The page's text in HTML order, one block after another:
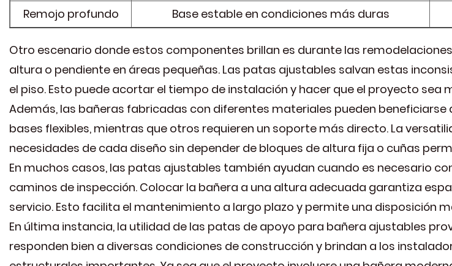
Remojo profundo
Base estable en condiciones más duras
Otro escenario donde estos componentes brillan es durante las
altura o pendiente en áreas pequeñas. Las patas ajustables salvan estas
el piso. Esto puede acortar el tiempo de instalación y hacer que el proyecto sea
Además, las bañeras fabricadas con diferentes materiales pueden
bases flexibles, mientras que otros requieren un soporte más directo. La
necesidades de cada diseño sin depender de bloques de altura fija o cuñas
En muchos casos, las patas ajustables también ayudan cuando es necesario
caminos de inspección. Colocar la bañera a una altura adecuada garantiza
servicio. Esto facilita el mantenimiento a largo plazo y permite una disposición
En última instancia, la utilidad de las patas de apoyo para bañera ajustables
responden bien a diversas condiciones de construcción y brindan a los